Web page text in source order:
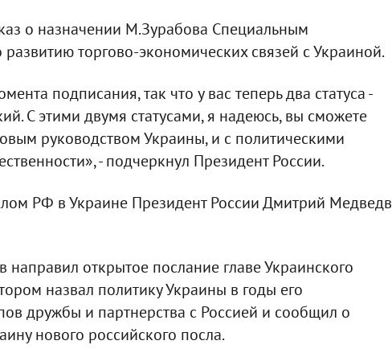
о назначении М.Зурабова Специальным
торгово-экономических связей с Украиной.
подписания, так что у вас теперь два статуса -
С этими двумя статусами, я надеюсь, вы сможете
руководством Украины, и с политическими
- подчеркнул Президент России.
РФ в Украине Президент России Дмитрий Медведв
направил открытое послание главе Украинского
назвал политику Украины в годы его
дружбы и партнерства с Россией и сообщил о
нового российского посла.